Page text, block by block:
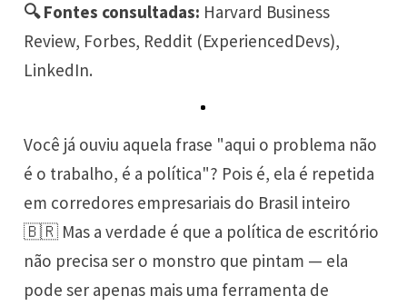
🔍 Fontes consultadas: Harvard Business
Review, Forbes, Reddit (ExperiencedDevs),
LinkedIn.
Você já ouviu aquela frase "aqui o problema não
é o trabalho, é a política"? Pois é, ela é repetida
em corredores empresariais do Brasil inteiro
🇧🇷 Mas a verdade é que a política de escritório
não precisa ser o monstro que pintam — ela
pode ser apenas mais uma ferramenta de